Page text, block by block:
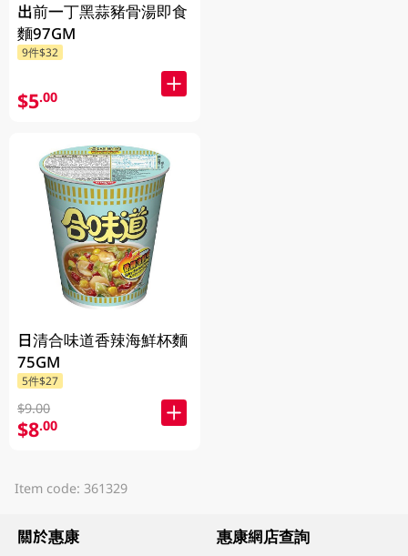
出前一丁黑蒜豬骨湯即食
麵97GM
9件$32
$5.00
日清合味道香辣海鮮杯麵
75GM
5件$27
$9.00
$8.00
Item code: 361329
關於惠康 惠康網店查詢